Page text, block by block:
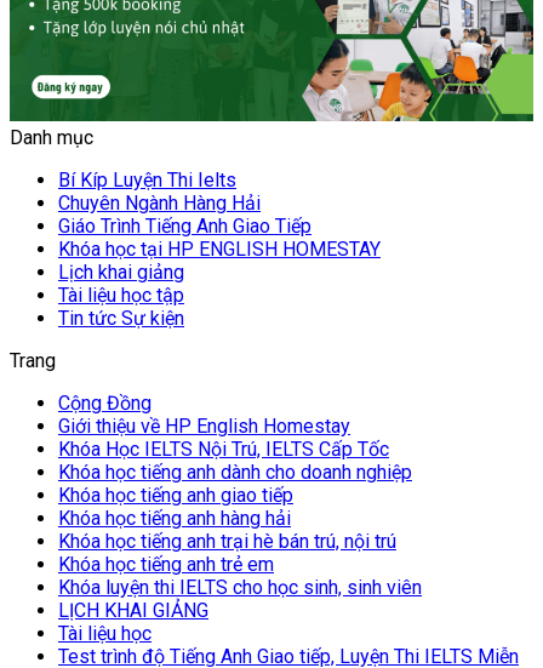
Danh mục
Bí Kíp Luyện Thi Ielts
Chuyên Ngành Hàng Hải
Giáo Trình Tiếng Anh Giao Tiếp
Khóa học tại HP ENGLISH HOMESTAY
Lịch khai giảng
Tài liệu học tập
Tin tức Sự kiện
Trang
Cộng Đồng
Giới thiệu về HP English Homestay
Khóa Học IELTS Nội Trú, IELTS Cấp Tốc
Khóa học tiếng anh dành cho doanh nghiệp
Khóa học tiếng anh giao tiếp
Khóa học tiếng anh hàng hải
Khóa học tiếng anh trại hè bán trú, nội trú
Khóa học tiếng anh trẻ em
Khóa luyện thi IELTS cho học sinh, sinh viên
LỊCH KHAI GIẢNG
Tài liệu học
Test trình độ Tiếng Anh Giao tiếp, Luyện Thi IELTS Miễn